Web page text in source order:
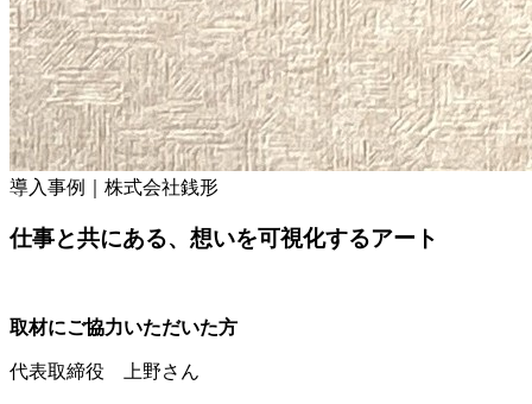
導入事例｜株式会社銭形
仕事と共にある、想いを可視化するアート
取材にご協力いただいた方
代表取締役 上野さん